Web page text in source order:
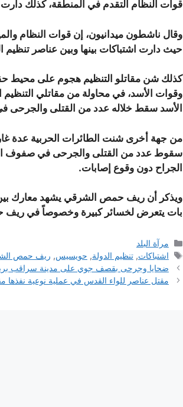
قوات النظام التقدم في المنطقة، كذلك
وقال ناشطون ميدانيون، إن قوات النظام
حيث دارت اشتباكات بينها وبين عناصر
كذلك شن مقاتلو التنظيم هجوم على محيط
وقوات الأسد، في محاولة من مقاتلي
الأسد سقط خلاله عدد من القتلى والجرحى
من جهة أخرى شنت الطائرات الحربية عدة
سقوط عدد من القتلى والجرحى في صفوف
الجراح دون وقوع إصابات.
ويذكر أن ريف حمص الشرقي يشهد معارك بين
بات يتعرض لخسائر كبيرة وخصوصاً في ريف
التصنيفات
مرآة البلد
الوسوم
اشتباكات,تنظيم الدولة, حويسيس, ريف حمص
ضحايا وجرحى بقصف جوي على مدينة سراقب
مقتل عناصر للواء القدس في عملية نوعية نفذها